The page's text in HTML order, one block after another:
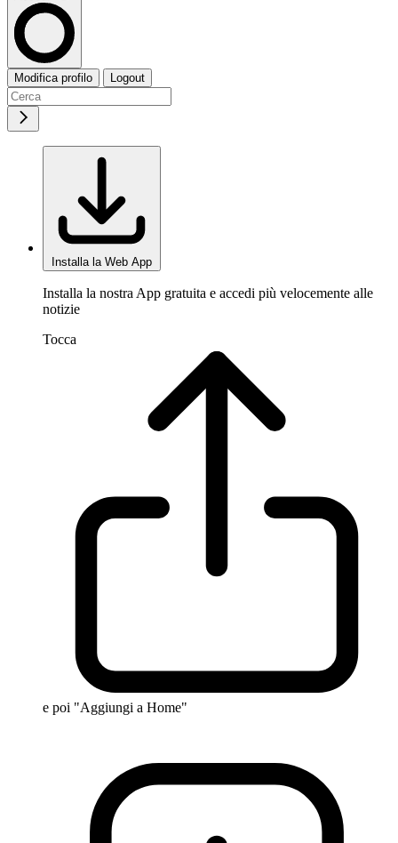
Modifica profilo Logout
Installa la Web App
Installa la nostra App gratuita e accedi più velocemente alle
notizie
Tocca
e poi "Aggiungi a Home"